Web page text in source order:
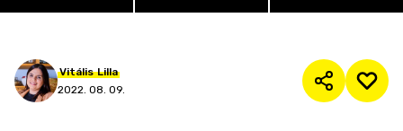
Vitális Lilla
2022. 08. 09.